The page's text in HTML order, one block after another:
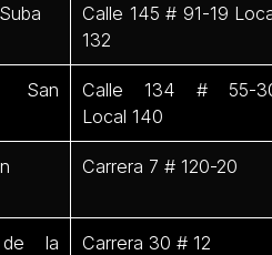
Calle 145 # 91-19
132
San
Calle 134 # 55-
Local 140
Carrera 7 # 120-20
de la
Carrera 30 # 12